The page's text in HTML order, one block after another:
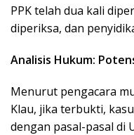
PPK telah dua kali
diperiksa, dan
Analisis Hukum:
Menurut pengacara
Klau, jika terbukti,
dengan pasal-pasal di